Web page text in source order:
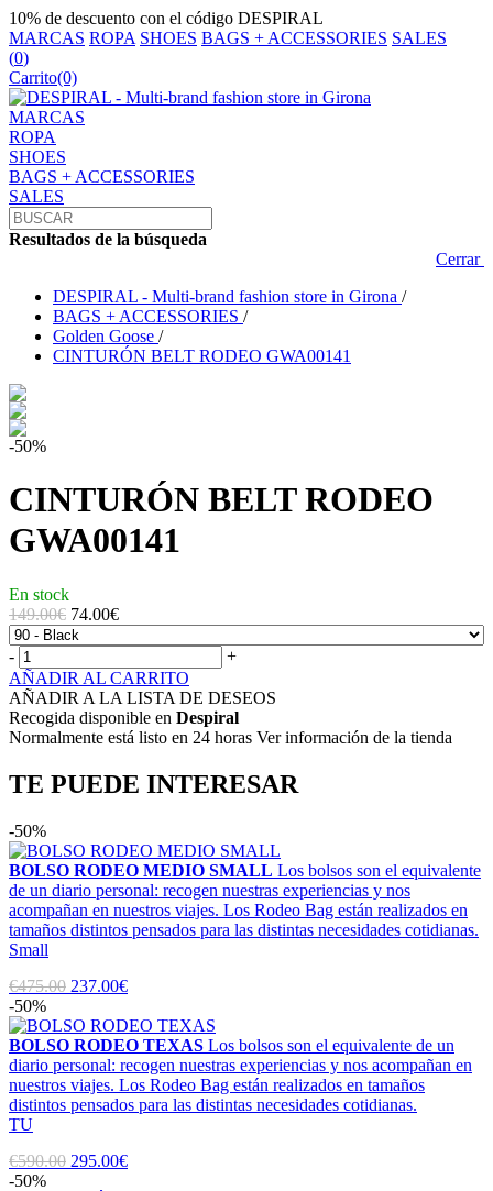
10% de descuento con el código DESPIRAL
MARCAS ROPA SHOES BAGS + ACCESSORIES SALES
(0)
Carrito(0)
MARCAS
ROPA
SHOES
BAGS + ACCESSORIES
SALES
Resultados de la búsqueda
Cerrar
DESPIRAL - Multi-brand fashion store in Girona /
BAGS + ACCESSORIES /
Golden Goose /
CINTURÓN BELT RODEO GWA00141
-50%
CINTURÓN BELT RODEO
GWA00141
En stock
149.00€ 74.00€
-
+
AÑADIR AL CARRITO
AÑADIR A LA LISTA DE DESEOS
Recogida disponible en Despiral
Normalmente está listo en 24 horas Ver información de la tienda
TE PUEDE INTERESAR
-50%
BOLSO RODEO MEDIO SMALL Los bolsos son el equivalente
de un diario personal: recogen nuestras experiencias y nos
acompañan en nuestros viajes. Los Rodeo Bag están realizados en
tamaños distintos pensados para las distintas necesidades cotidianas.
Small
€475.00 237.00€
-50%
BOLSO RODEO TEXAS Los bolsos son el equivalente de un
diario personal: recogen nuestras experiencias y nos acompañan en
nuestros viajes. Los Rodeo Bag están realizados en tamaños
distintos pensados para las distintas necesidades cotidianas.
TU
€590.00 295.00€
-50%